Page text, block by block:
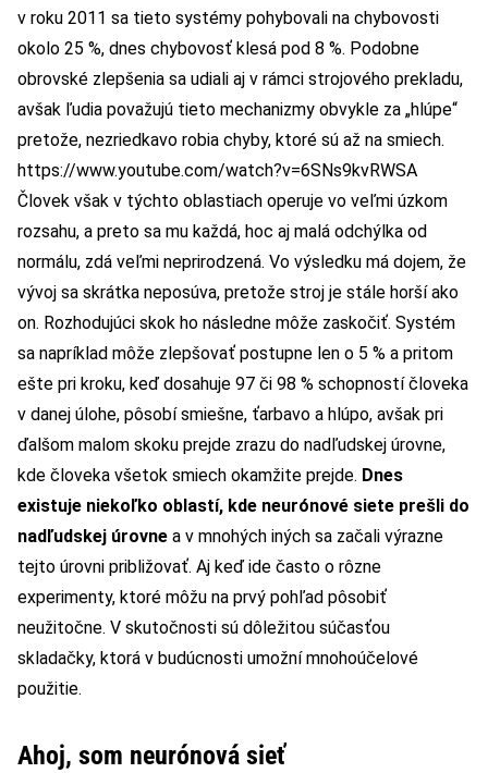
v roku 2011 sa tieto systémy pohybovali na chybovosti
okolo 25 %, dnes chybovosť klesá pod 8 %. Podobne
obrovské zlepšenia sa udiali aj v rámci strojového prekladu,
avšak ľudia považujú tieto mechanizmy obvykle za „hlúpe“
pretože, nezriedkavo robia chyby, ktoré sú až na smiech.
https://www.youtube.com/watch?v=6SNs9kvRWSA
Človek však v týchto oblastiach operuje vo veľmi úzkom
rozsahu, a preto sa mu každá, hoc aj malá odchýlka od
normálu, zdá veľmi neprirodzená. Vo výsledku má dojem, že
vývoj sa skrátka neposúva, pretože stroj je stále horší ako
on. Rozhodujúci skok ho následne môže zaskočiť. Systém
sa napríklad môže zlepšovať postupne len o 5 % a pritom
ešte pri kroku, keď dosahuje 97 či 98 % schopností človeka
v danej úlohe, pôsobí smiešne, ťarbavo a hlúpo, avšak pri
ďalšom malom skoku prejde zrazu do nadľudskej úrovne,
kde človeka všetok smiech okamžite prejde. Dnes
existuje niekoľko oblastí, kde neurónové siete prešli do
nadľudskej úrovne a v mnohých iných sa začali výrazne
tejto úrovni približovať. Aj keď ide často o rôzne
experimenty, ktoré môžu na prvý pohľad pôsobiť
neužitočne. V skutočnosti sú dôležitou súčasťou
skladačky, ktorá v budúcnosti umožní mnohoúčelové
použitie.
Ahoj, som neurónová sieť